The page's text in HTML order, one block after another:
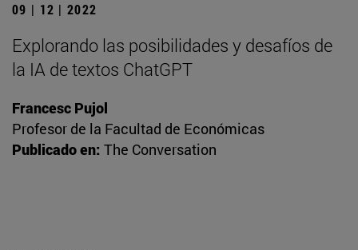
09 | 12 | 2022
Explorando las posibilidades y desafíos de
la IA de textos ChatGPT
Francesc Pujol
Profesor de la Facultad de Económicas
Publicado en: The Conversation